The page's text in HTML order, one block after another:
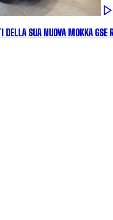
DELLA SUA NUOVA MOKKA GSE